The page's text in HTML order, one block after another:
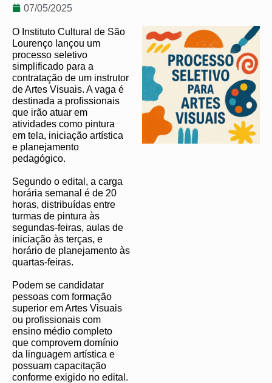
07/05/2025
O Instituto Cultural de São
Lourenço lançou um
processo seletivo
simplificado para a
contratação de um instrutor
de Artes Visuais. A vaga é
destinada a profissionais
que irão atuar em
atividades como pintura
em tela, iniciação artística
e planejamento
pedagógico.
Segundo o edital, a carga
horária semanal é de 20
horas, distribuídas entre
turmas de pintura às
segundas-feiras, aulas de
iniciação às terças, e
horário de planejamento às
quartas-feiras.
Podem se candidatar
pessoas com formação
superior em Artes Visuais
ou profissionais com
ensino médio completo
que comprovem domínio
da linguagem artística e
possuam capacitação
conforme exigido no edital.